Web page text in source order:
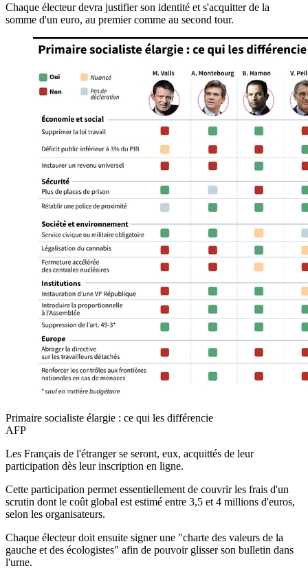
Chaque électeur devra justifier son identité et s'acquitter de la
somme d'un euro, au premier comme au second tour.
Primaire socialiste élargie : ce qui les différencie
AFP
Les Français de l'étranger se seront, eux, acquittés de leur
participation dès leur inscription en ligne.
Cette participation permet essentiellement de couvrir les frais d'un
scrutin dont le coût global est estimé entre 3,5 et 4 millions d'euros,
selon les organisateurs.
Chaque électeur doit ensuite signer une "charte des valeurs de la
gauche et des écologistes" afin de pouvoir glisser son bulletin dans
l'urne.